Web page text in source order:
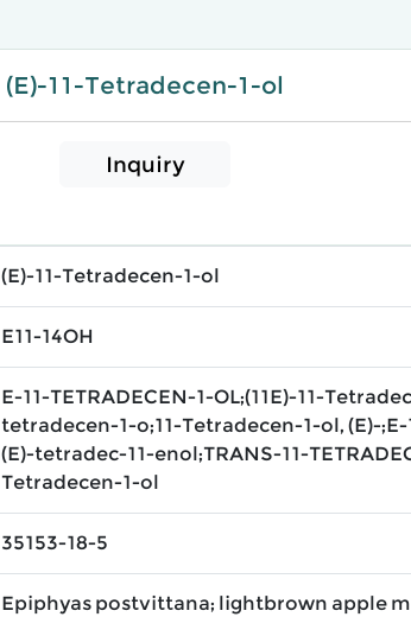
(E)-11-Tetradecen-1-ol
Inquiry
(E)-11-Tetradecen-1-ol
E11-14OH
E-11-TETRADECEN-1-OL;(11E)-11-
tetradecen-1-o;11-Tetradecen-1-ol, (E)-
(E)-tetradec-11-enol;TRANS-11-
Tetradecen-1-ol
35153-18-5
Epiphyas postvittana; lightbrown apple